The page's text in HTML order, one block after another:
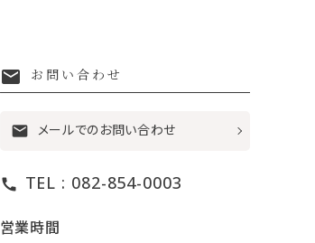
mail お問い合わせ
mail メールでのお問い合わせ
call TEL : 082-854-0003
営業時間